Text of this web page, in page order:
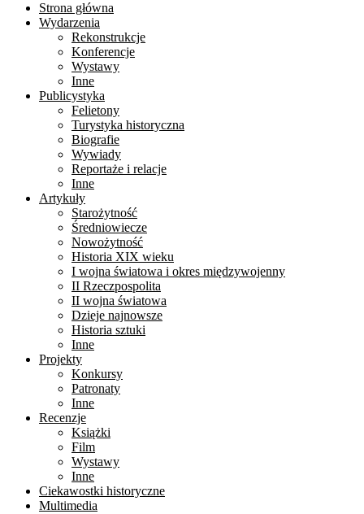
Strona główna
Wydarzenia
Rekonstrukcje
Konferencje
Wystawy
Inne
Publicystyka
Felietony
Turystyka historyczna
Biografie
Wywiady
Reportaże i relacje
Inne
Artykuły
Starożytność
Średniowiecze
Nowożytność
Historia XIX wieku
I wojna światowa i okres międzywojenny
II Rzeczpospolita
II wojna światowa
Dzieje najnowsze
Historia sztuki
Inne
Projekty
Konkursy
Patronaty
Inne
Recenzje
Książki
Film
Wystawy
Inne
Ciekawostki historyczne
Multimedia